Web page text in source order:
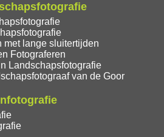
met lange sluitertijden
Fotograferen
Landschapsfotografie
van de Goor